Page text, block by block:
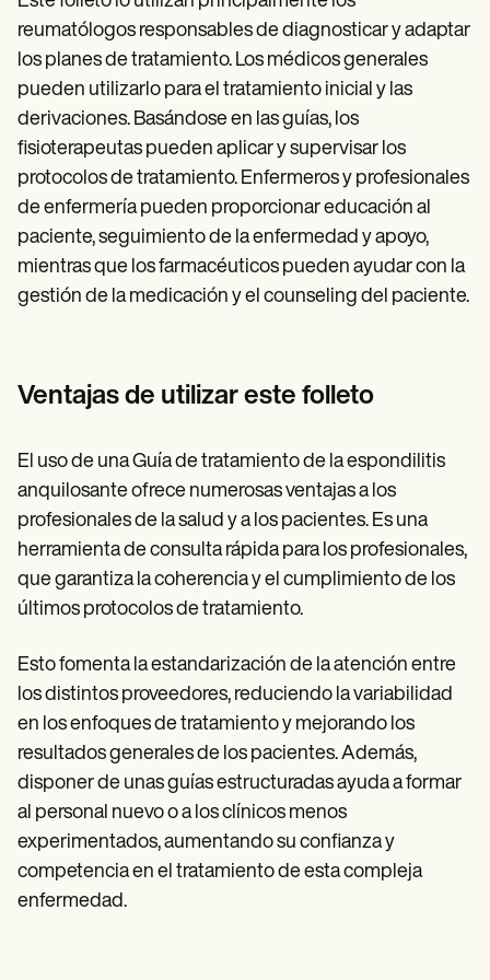
reumatólogos responsables de diagnosticar y adaptar
los planes de tratamiento. Los médicos generales
pueden utilizarlo para el tratamiento inicial y las
derivaciones. Basándose en las guías, los
fisioterapeutas pueden aplicar y supervisar los
protocolos de tratamiento. Enfermeros y profesionales
de enfermería pueden proporcionar educación al
paciente, seguimiento de la enfermedad y apoyo,
mientras que los farmacéuticos pueden ayudar con la
gestión de la medicación y el counseling del paciente.
Ventajas de utilizar este folleto
El uso de una Guía de tratamiento de la espondilitis
anquilosante ofrece numerosas ventajas a los
profesionales de la salud y a los pacientes. Es una
herramienta de consulta rápida para los profesionales,
que garantiza la coherencia y el cumplimiento de los
últimos protocolos de tratamiento.
Esto fomenta la estandarización de la atención entre
los distintos proveedores, reduciendo la variabilidad
en los enfoques de tratamiento y mejorando los
resultados generales de los pacientes. Además,
disponer de unas guías estructuradas ayuda a formar
al personal nuevo o a los clínicos menos
experimentados, aumentando su confianza y
competencia en el tratamiento de esta compleja
enfermedad.